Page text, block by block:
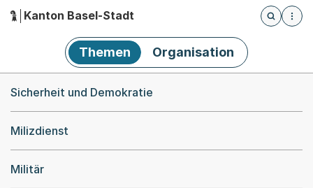
Hauptnavigation
Kanton Basel-Stadt
Öffnet
Themen Organisation
Sicherheit und Demokratie
Milizdienst
Militär